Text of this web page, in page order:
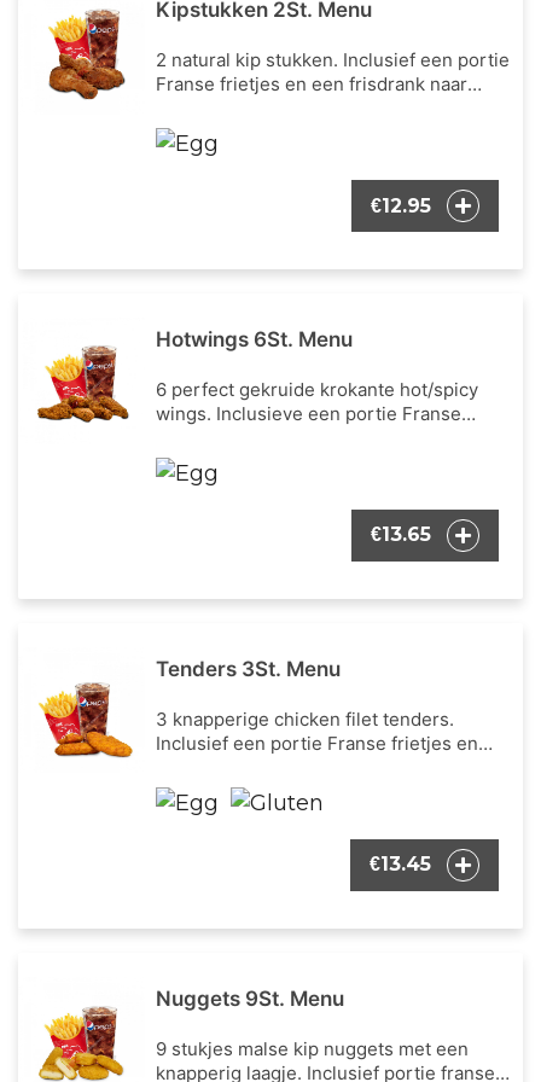
Kipstukken 2St. Menu
2 natural kip stukken. Inclusief een portie
Franse frietjes en een frisdrank naar
€12.95
Hotwings 6St. Menu
6 perfect gekruide krokante hot/spicy
wings. Inclusieve een portie Franse
€13.65
Tenders 3St. Menu
3 knapperige chicken filet tenders.
Inclusief een portie Franse frietjes en
€13.45
Nuggets 9St. Menu
9 stukjes malse kip nuggets met een
knapperig laagje. Inclusief portie franse